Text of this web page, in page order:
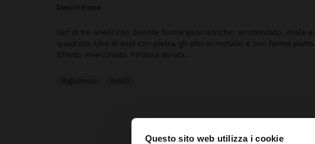
Questo sito web utilizza i cookie
descrizione
Set di tre anelli con diverse forme geometriche: arrotondato, ovale e
quadrato. Uno di essi con pietra, gli altri in metallo e con forma piatta.
Effetto invecchiato. Finitura dorata.
Bigiotteria Anelli